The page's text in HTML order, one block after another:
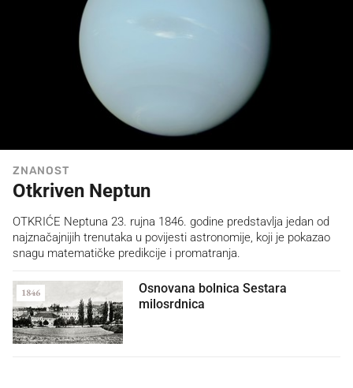
ZNANOST
Otkriven Neptun
OTKRIĆE Neptuna 23. rujna 1846. godine predstavlja jedan od
najznačajnijih trenutaka u povijesti astronomije, koji je pokazao
snagu matematičke predikcije i promatranja.
Osnovana bolnica Sestara
milosrdnica
1846